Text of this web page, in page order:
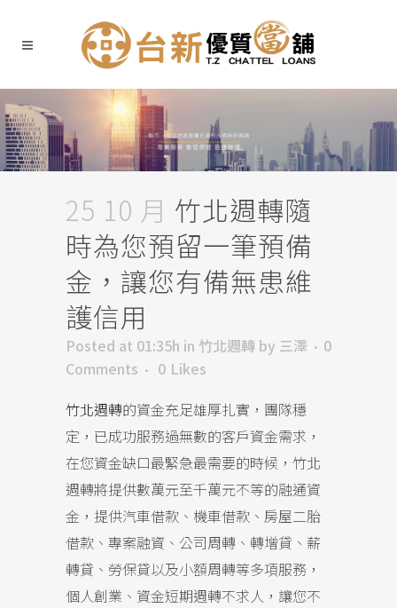
25 10 月 竹北週轉隨
時為您預留一筆預備
金，讓您有備無患維
護信用
Posted at 01:35h in 竹北週轉 by 三澤
0
Comments
0 Likes
竹北週轉的資金充足雄厚扎實，團隊穩
定，已成功服務過無數的客戶資金需求，
在您資金缺口最緊急最需要的時候，竹北
週轉將提供數萬元至千萬元不等的融通資
金，提供汽車借款、機車借款、房屋二胎
借款、專案融資、公司周轉、轉增貸、薪
轉貸、勞保貸以及小額周轉等多項服務，
個人創業、資金短期週轉不求人，讓您不